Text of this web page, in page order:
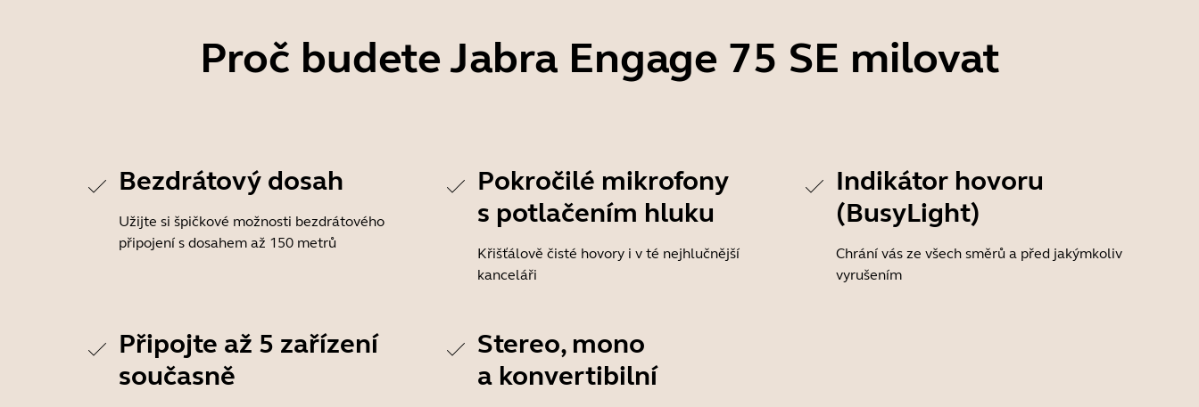
Proč budete Jabra Engage 75 SE milovat
Bezdrátový dosah
Užijte si špičkové možnosti bezdrátového
připojení s dosahem až 150 metrů
Pokročilé mikrofony
s potlačením hluku
Křišťálově čisté hovory i v té nejhlučnější
kanceláři
Indikátor hovoru
(BusyLight)
Chrání vás ze všech směrů a před jakýmkoliv
vyrušením
Připojte až 5 zařízení
současně
Stereo, mono
a konvertibilní